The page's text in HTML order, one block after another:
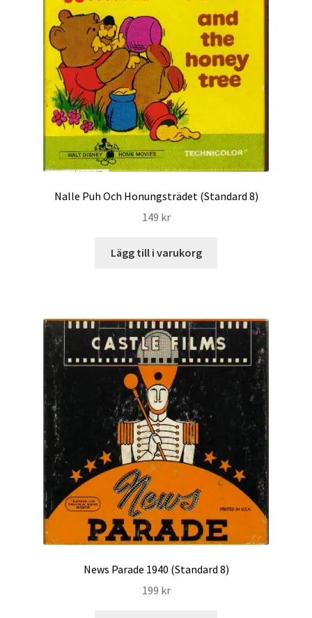
Nalle Puh Och Honungsträdet (Standard 8)
149 kr
Lägg till i varukorg
News Parade 1940 (Standard 8)
199 kr